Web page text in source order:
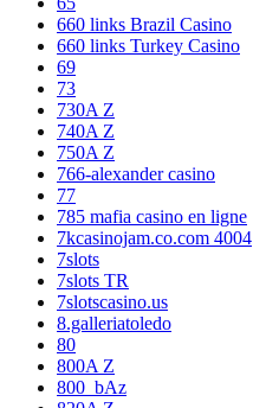
660 links Brazil Casino
660 links Turkey Casino
69
73
730A Z
740A Z
750A Z
766-alexander casino
77
785 mafia casino en ligne
7kcasinojam.co.com 4004
7slots
7slots TR
7slotscasino.us
8.galleriatoledo
80
800A Z
800_bAz